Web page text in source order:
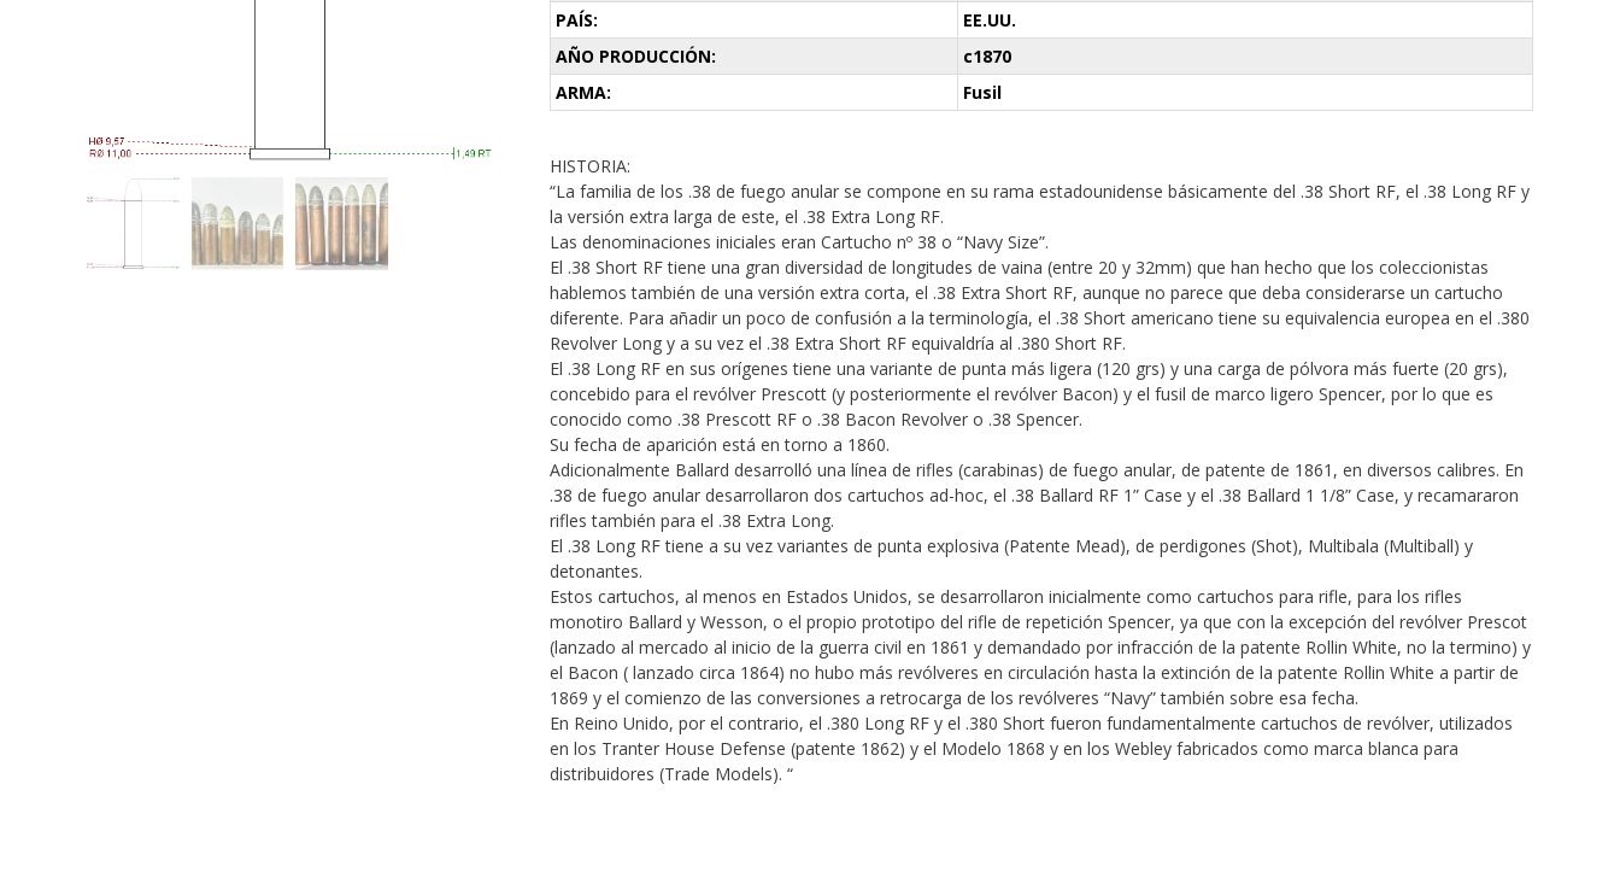
PAÍS:
EE.UU.
AÑO PRODUCCIÓN:
c1870
ARMA:
Fusil
HISTORIA:
“La familia de los .38 de fuego anular se compone en su rama estadounidense básicamente del .38 Short RF, el .38 Long RF y
la versión extra larga de este, el .38 Extra Long RF.
Las denominaciones iniciales eran Cartucho nº 38 o “Navy Size”.
El .38 Short RF tiene una gran diversidad de longitudes de vaina (entre 20 y 32mm) que han hecho que los coleccionistas
hablemos también de una versión extra corta, el .38 Extra Short RF, aunque no parece que deba considerarse un cartucho
diferente. Para añadir un poco de confusión a la terminología, el .38 Short americano tiene su equivalencia europea en el .380
Revolver Long y a su vez el .38 Extra Short RF equivaldría al .380 Short RF.
El .38 Long RF en sus orígenes tiene una variante de punta más ligera (120 grs) y una carga de pólvora más fuerte (20 grs),
concebido para el revólver Prescott (y posteriormente el revólver Bacon) y el fusil de marco ligero Spencer, por lo que es
conocido como .38 Prescott RF o .38 Bacon Revolver o .38 Spencer.
Su fecha de aparición está en torno a 1860.
Adicionalmente Ballard desarrolló una línea de rifles (carabinas) de fuego anular, de patente de 1861, en diversos calibres. En
.38 de fuego anular desarrollaron dos cartuchos ad-hoc, el .38 Ballard RF 1” Case y el .38 Ballard 1 1/8” Case, y recamararon
rifles también para el .38 Extra Long.
El .38 Long RF tiene a su vez variantes de punta explosiva (Patente Mead), de perdigones (Shot), Multibala (Multiball) y
detonantes.
Estos cartuchos, al menos en Estados Unidos, se desarrollaron inicialmente como cartuchos para rifle, para los rifles
monotiro Ballard y Wesson, o el propio prototipo del rifle de repetición Spencer, ya que con la excepción del revólver Prescot
(lanzado al mercado al inicio de la guerra civil en 1861 y demandado por infracción de la patente Rollin White, no la termino) y
el Bacon ( lanzado circa 1864) no hubo más revólveres en circulación hasta la extinción de la patente Rollin White a partir de
1869 y el comienzo de las conversiones a retrocarga de los revólveres “Navy” también sobre esa fecha.
En Reino Unido, por el contrario, el .380 Long RF y el .380 Short fueron fundamentalmente cartuchos de revólver, utilizados
en los Tranter House Defense (patente 1862) y el Modelo 1868 y en los Webley fabricados como marca blanca para
distribuidores (Trade Models). “